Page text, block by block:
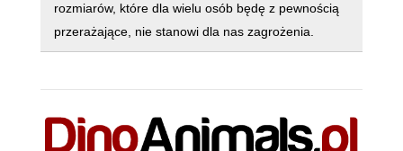
rozmiarów, które dla wielu osób będę z pewnością
przerażające, nie stanowi dla nas zagrożenia.